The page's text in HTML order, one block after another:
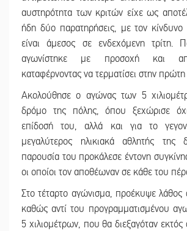
αυστηρότητα των κριτών είχε ως
ήδη δύο παρατηρήσεις, με τον
είναι άμεσος σε ενδεχόμενη τρίτη.
αγωνίστηκε με προσοχή και
καταφέρνοντας να τερματίσει στην
Ακολούθησε ο αγώνας των 5
δρόμο της πόλης, όπου ξεχώρισε
επίδοσή του, αλλά και για το
μεγαλύτερος ηλικιακά αθλητής της
παρουσία του προκάλεσε έντονη
οι οποίοι τον αποθέωναν σε κάθε του
Στο τέταρτο αγώνισμα, προέκυψε λάθος
καθώς αντί του προγραμματισμένου
5 χιλιομέτρων, που θα διεξαγόταν εκτός